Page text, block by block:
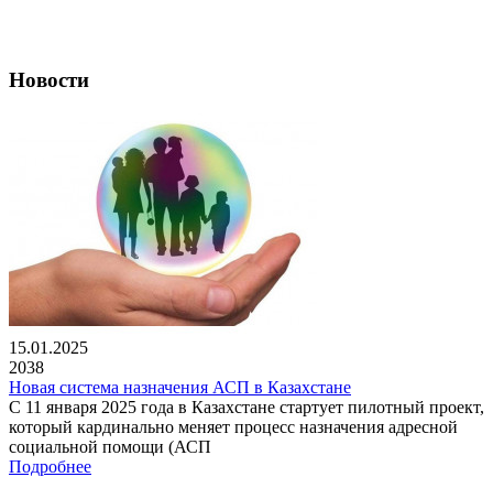
Новости
15.01.2025
2038
Новая система назначения АСП в Казахстане
С 11 января 2025 года в Казахстане стартует пилотный проект,
который кардинально меняет процесс назначения адресной
социальной помощи (АСП
Подробнее